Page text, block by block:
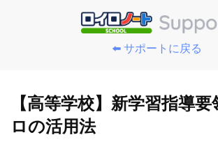
⬅️ サポートに戻る
【高等学校】新学習指導
ロの活用法